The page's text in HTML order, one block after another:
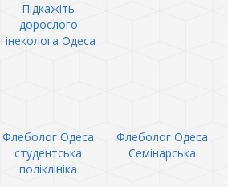
Підкажіть
дорослого
гінеколога Одеса
Флеболог Одеса
студентська
поліклініка
Флеболог Одеса
Семінарська